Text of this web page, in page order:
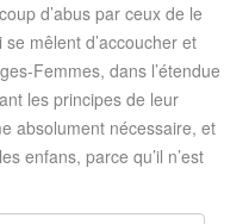
d’abus par ceux de le
se mêlent d’accoucher et
Femmes, dans l’étendue
les principes de leur
absolument nécessaire, et
enfans, parce qu’il n’est